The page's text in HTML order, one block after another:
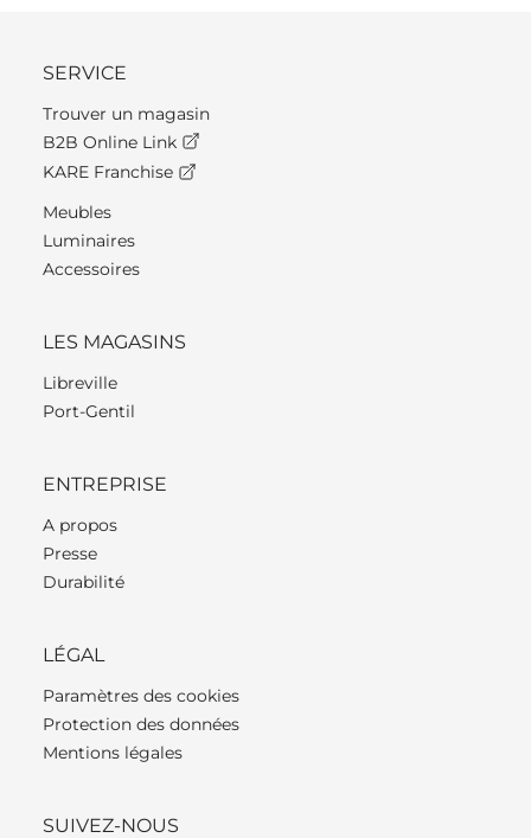
SERVICE
Trouver un magasin
B2B Online Link
KARE Franchise
Meubles
Luminaires
Accessoires
LES MAGASINS
Libreville
Port-Gentil
ENTREPRISE
A propos
Presse
Durabilité
LÉGAL
Paramètres des cookies
Protection des données
Mentions légales
SUIVEZ-NOUS